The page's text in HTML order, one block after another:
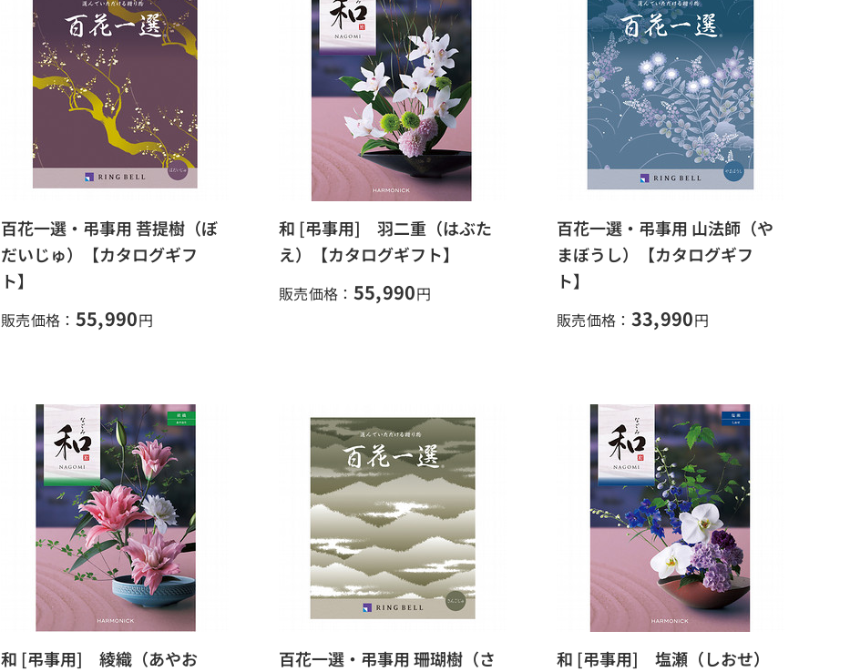
百花一選・弔事用 菩提樹（ぼ
だいじゅ）【カタログギフ
ト】
販売価格： 55,990円
和 [弔事用] 羽二重（はぶた
え）【カタログギフト】
販売価格： 55,990円
百花一選・弔事用 山法師（や
まぼうし）【カタログギフ
ト】
販売価格： 33,990円
和 [弔事用] 綾織（あやお
百花一選・弔事用 珊瑚樹（さ
和 [弔事用] 塩瀬（しおせ）